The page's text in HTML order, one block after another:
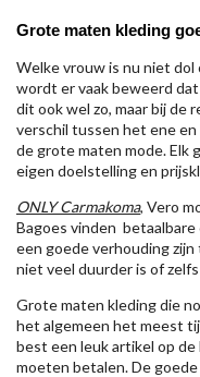
Grote maten kleding
Welke vrouw is nu niet dol
wordt er vaak beweerd
dit ook wel zo, maar bij de
verschil tussen het ene
de grote maten mode. Elk
eigen doelstelling en
ONLY Carmakoma, Vero
Bagoes vinden
een goede verhouding
niet veel duurder is of
Grote maten kleding die
het algemeen het meest
best een leuk artikel op
moeten betalen. De